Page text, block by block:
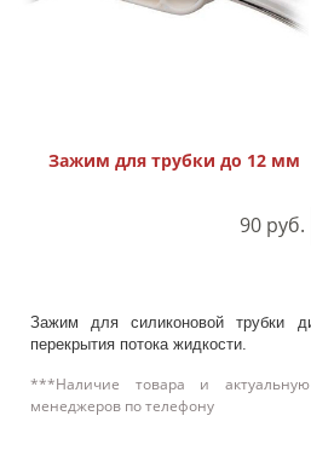
Зажим для трубки до 12 мм
90 руб.
Зажим для силиконовой трубки
перекрытия потока жидкости.
***Наличие товара и
менеджеров по телефону